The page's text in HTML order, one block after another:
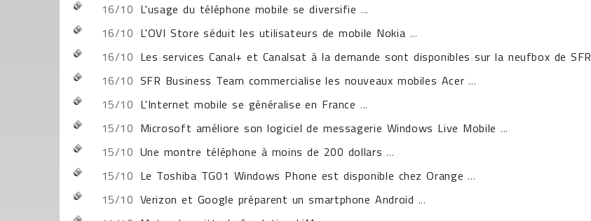
16/10 L'usage du téléphone mobile se diversifie ...
16/10 L'OVI Store séduit les utilisateurs de mobile Nokia ...
16/10 Les services Canal+ et Canalsat à la demande sont disponibles sur la neufbox de SFR
16/10 SFR Business Team commercialise les nouveaux mobiles Acer ...
15/10 L'Internet mobile se généralise en France ...
15/10 Microsoft améliore son logiciel de messagerie Windows Live Mobile ...
15/10 Une montre téléphone à moins de 200 dollars ...
15/10 Le Toshiba TG01 Windows Phone est disponible chez Orange ...
15/10 Verizon et Google préparent un smartphone Android ...